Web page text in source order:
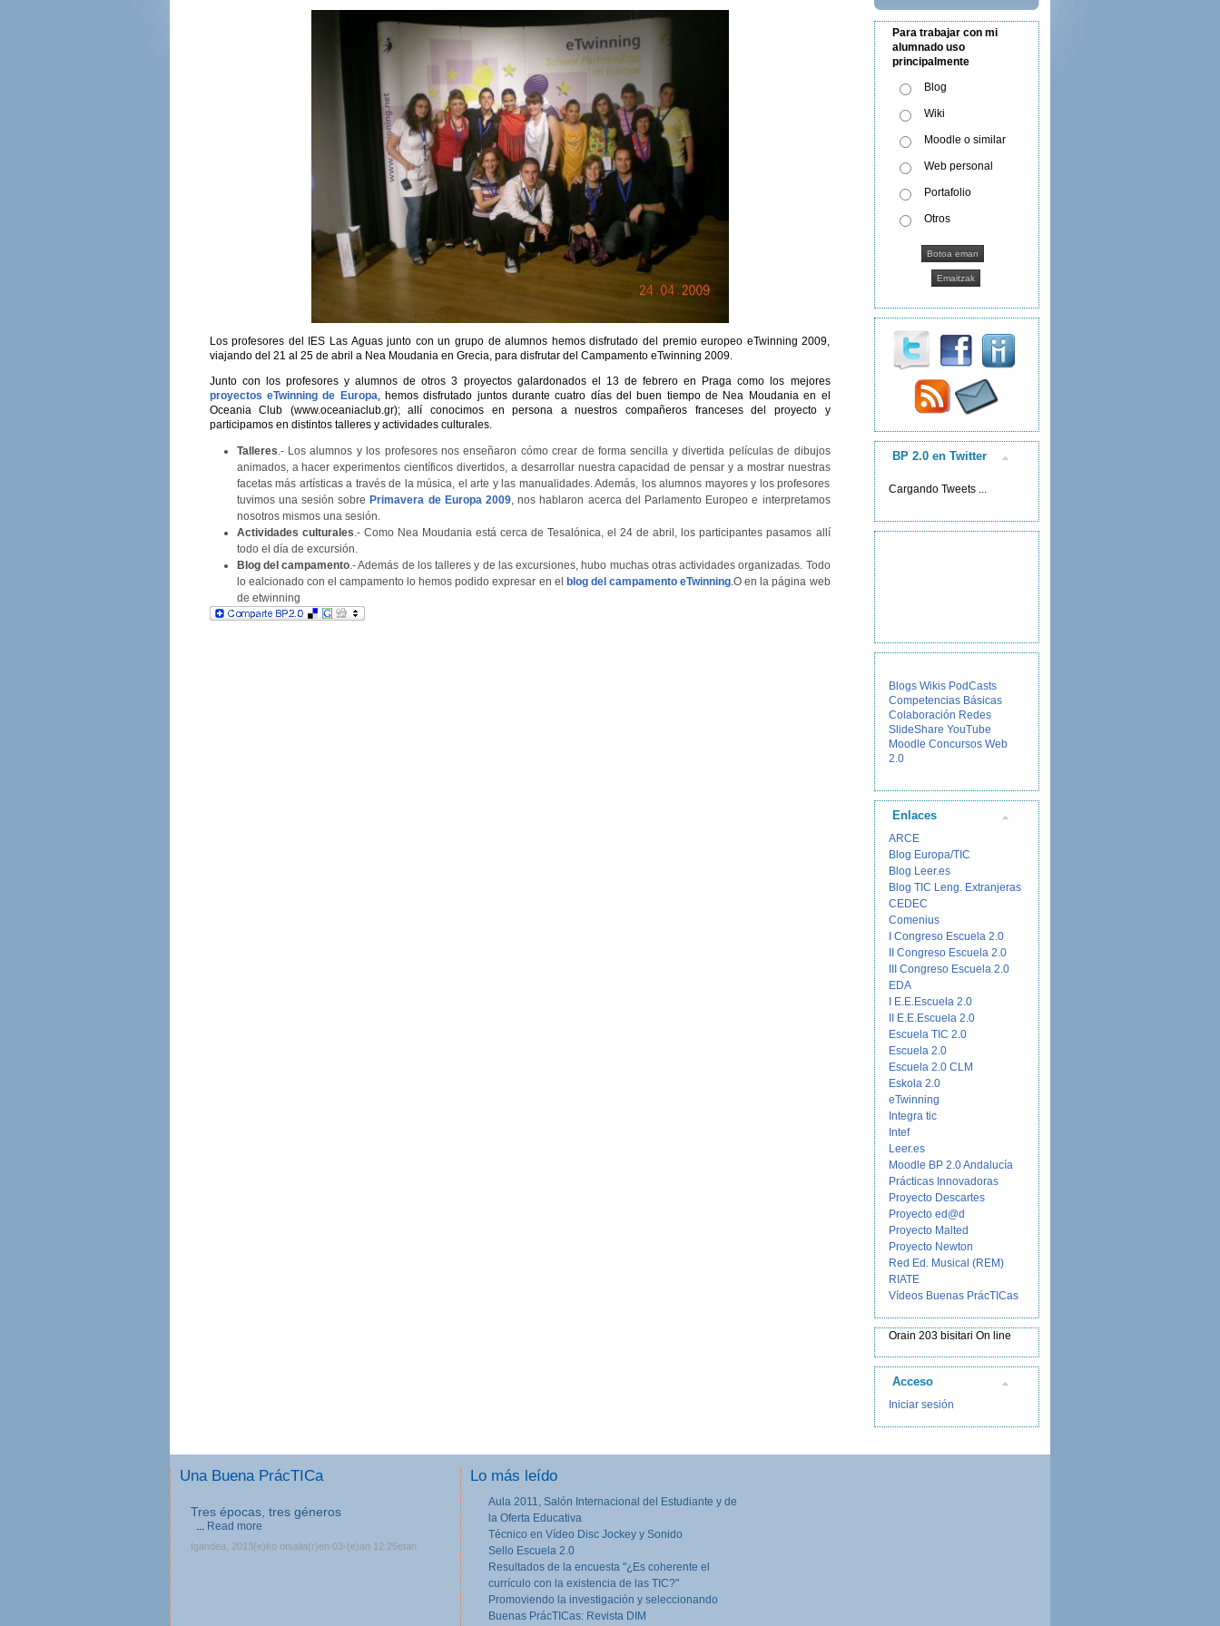
Los profesores del IES Las Aguas junto con un grupo de alumnos hemos disfrutado del premio europeo eTwinning 2009,
viajando del 21 al 25 de abril a Nea Moudania en Grecia, para disfrutar del Campamento eTwinning 2009.
Junto con los profesores y alumnos de otros 3 proyectos galardonados el 13 de febrero en Praga como los mejores
proyectos eTwinning de Europa, hemos disfrutado juntos durante cuatro días del buen tiempo de Nea Moudania en el
Oceania Club (www.oceaniaclub.gr); allí conocimos en persona a nuestros compañeros franceses del proyecto y
participamos en distintos talleres y actividades culturales.
Talleres.- Los alumnos y los profesores nos enseñaron cómo crear de forma sencilla y divertida películas de dibujos
animados, a hacer experimentos científicos divertidos, a desarrollar nuestra capacidad de pensar y a mostrar nuestras
facetas más artísticas a través de la música, el arte y las manualidades. Además, los alumnos mayores y los profesores
tuvimos una sesión sobre Primavera de Europa 2009, nos hablaron acerca del Parlamento Europeo e interpretamos
nosotros mismos una sesión.
Actividades culturales.- Como Nea Moudania está cerca de Tesalónica, el 24 de abril, los participantes pasamos allí
todo el día de excursión.
Blog del campamento.- Además de los talleres y de las excursiones, hubo muchas otras actividades organizadas. Todo
lo ealcionado con el campamento lo hemos podido expresar en el
blog del campamento eTwinning.O en la página web
de etwinning
Para trabajar con mi
alumnado uso
principalmente
Blog
Wiki
Moodle o similar
Web personal
Portafolio
Otros
BP 2.0 en Twitter
Cargando Tweets ...
Blogs Wikis PodCasts
Competencias Básicas
Colaboración Redes
SlideShare YouTube
Moodle Concursos Web
2.0
Enlaces
ARCE
Blog Europa/TIC
Blog Leer.es
Blog TIC Leng. Extranjeras
CEDEC
Comenius
I Congreso Escuela 2.0
II Congreso Escuela 2.0
III Congreso Escuela 2.0
EDA
I E.E.Escuela 2.0
II E.E.Escuela 2.0
Escuela TIC 2.0
Escuela 2.0
Escuela 2.0 CLM
Eskola 2.0
eTwinning
Integra tic
Intef
Leer.es
Moodle BP 2.0 Andalucía
Prácticas Innovadoras
Proyecto Descartes
Proyecto ed@d
Proyecto Malted
Proyecto Newton
Red Ed. Musical (REM)
RIATE
Vídeos Buenas PrácTICas
Orain 203 bisitari On line
Acceso
Iniciar sesión
Una Buena PrácTICa
Tres épocas, tres géneros
... Read more
Igandea, 2013(e)ko otsaila(r)en 03-(e)an 12:25etan
Lo más leído
Aula 2011, Salón Internacional del Estudiante y de
la Oferta Educativa
Técnico en Vídeo Disc Jockey y Sonido
Sello Escuela 2.0
Resultados de la encuesta "¿Es coherente el
currículo con la existencia de las TIC?"
Promoviendo la investigación y seleccionando
Buenas PrácTICas: Revista DIM